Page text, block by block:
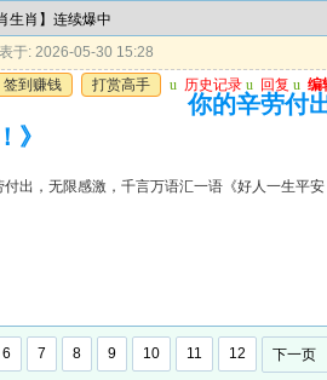
生肖】连续爆中
于: 2026-05-30 15:28
签到赚钱
打赏高手 u 历史记录 u 回复 u 编
你的辛劳付
》
付出，无限感激，千言万语汇一语《好人一生平安
6 7 8 9 10 11 12 下一页